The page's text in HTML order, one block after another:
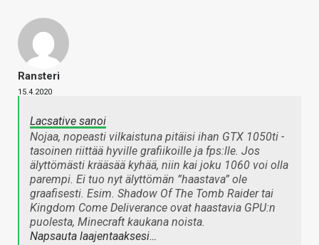
Ransteri
15.4.2020
Lacsative sanoi
Nojaa, nopeasti vilkaistuna pitäisi ihan GTX 1050ti -
tasoinen riittää hyville grafiikoille ja fps:lle. Jos
älyttömästi krääsää kyhää, niin kai joku 1060 voi olla
parempi. Ei tuo nyt älyttömän ”haastava” ole
graafisesti. Esim. Shadow Of The Tomb Raider tai
Kingdom Come Deliverance ovat haastavia GPU:n
puolesta, Minecraft kaukana noista.
Napsauta laajentaaksesi…